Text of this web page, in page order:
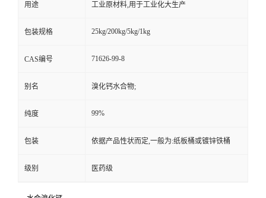
用途 工业原材料,用于工业化大生产
包装规格 25kg/200kg/5kg/1kg
CAS编号 71626-99-8
别名 溴化钙水合物;
纯度 99%
包装 依据产品性状而定,一般为:纸板桶或镀锌铁桶
级别 医药级